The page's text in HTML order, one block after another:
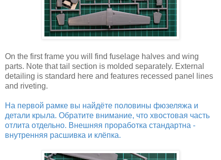
On the first frame you will find fuselage halves and wing
parts. Note that tail section is molded separately. External
detailing is standard here and features recessed panel lines
and riveting.
На первой рамке вы найдёте половины фюзеляжа и
детали крыла. Обратите внимание, что хвостовая часть
отлита отдельно. Внешняя проработка стандартна -
внутренняя расшивка и клёпка.